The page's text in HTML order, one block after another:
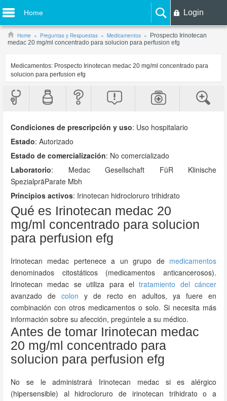
Home Login
Home Preguntas y Respuestas Medicamentos
Prospecto Irinotecan
medac 20 mg/ml concentrado para solucion para perfusion efg
Medicamentos: Prospecto Irinotecan medac 20 mg/ml concentrado para
solucion para perfusion efg
Condiciones de prescripción y uso: Uso hospitalario
Estado: Autorizado
Estado de comercialización: No comercializado
Laboratorio: Medac Gesellschaft FüR Klinische
SpezialpräParate Mbh
Principios activos: Irinotecan hidrocloruro trihidrato
Qué es Irinotecan medac 20
mg/ml concentrado para solucion
para perfusion efg
Irinotecan medac pertenece a un grupo de medicamentos
denominados citostáticos (medicamentos anticancerosos).
Irinotecan medac se utiliza para eltratamiento del cáncer
avanzado de colon y de recto en adultos, ya fuere en
combinación con otros medicamentos o solo. Si necesita más
información sobre su afección, pregúntele a su médico.
Antes de tomar Irinotecan medac
20 mg/ml concentrado para
solucion para perfusion efg
No se le administrará Irinotecan medac si es alérgico
(hipersensible) al hidrocloruro de irinotecan trihidrato o a